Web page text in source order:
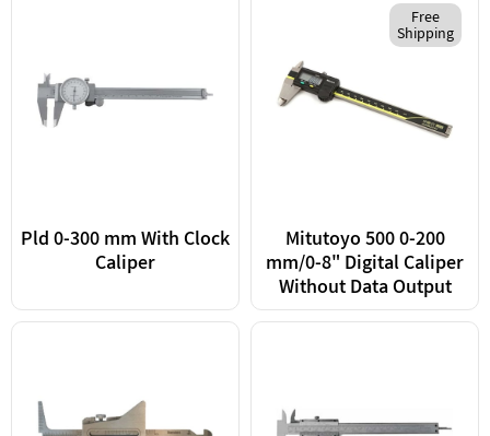
Pld 0-300 mm With Clock
Caliper
Mitutoyo 500 0-200
mm/0-8" Digital Caliper
Without Data Output
Free
Shipping